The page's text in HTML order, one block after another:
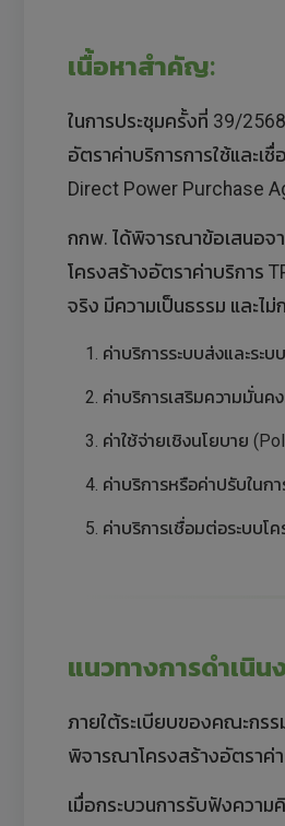
เนื้อหาสำคัญ:
ในการประชุมครั้งที่ 39/
อัตราค่าบริการการใช้และ
Direct Power Purchase
กกพ. ได้พิจารณาข้อเสนอจ
โครงสร้างอัตราค่าบริการ
จริง มีความเป็นธรรม และไ
ค่าบริการระบบส่งและระบ
ค่าบริการเสริมความมั่นค
ค่าใช้จ่ายเชิงนโยบาย
ค่าบริการหรือค่าปรับในก
ค่าบริการเชื่อมต่อระบบโค
แนวทางการดำเนิ
ภายใต้ระเบียบของคณะกรร
พิจารณาโครงสร้างอัตราค่า
เมื่อกระบวนการรับฟังควา